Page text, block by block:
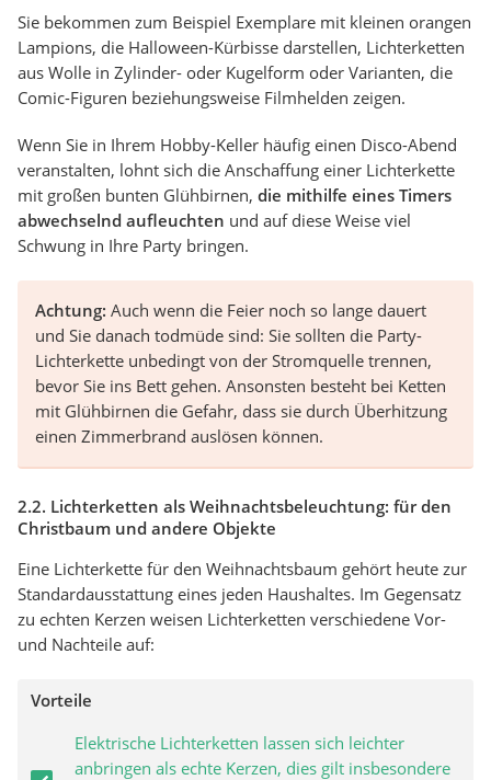
Sie bekommen zum Beispiel Exemplare mit kleinen orangen
Lampions, die Halloween-Kürbisse darstellen, Lichterketten
aus Wolle in Zylinder- oder Kugelform oder Varianten, die
Comic-Figuren beziehungsweise Filmhelden zeigen.
Wenn Sie in Ihrem Hobby-Keller häufig einen Disco-Abend
veranstalten, lohnt sich die Anschaffung einer Lichterkette
mit großen bunten Glühbirnen, die mithilfe eines Timers
abwechselnd aufleuchten und auf diese Weise viel
Schwung in Ihre Party bringen.
Achtung: Auch wenn die Feier noch so lange dauert
und Sie danach todmüde sind: Sie sollten die Party-
Lichterkette unbedingt von der Stromquelle trennen,
bevor Sie ins Bett gehen. Ansonsten besteht bei Ketten
mit Glühbirnen die Gefahr, dass sie durch Überhitzung
einen Zimmerbrand auslösen können.
2.2. Lichterketten als Weihnachtsbeleuchtung: für den
Christbaum und andere Objekte
Eine Lichterkette für den Weihnachtsbaum gehört heute zur
Standardausstattung eines jeden Haushaltes. Im Gegensatz
zu echten Kerzen weisen Lichterketten verschiedene Vor-
und Nachteile auf:
Vorteile
Elektrische Lichterketten lassen sich leichter
anbringen als echte Kerzen, dies gilt insbesondere